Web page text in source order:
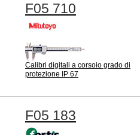
F05 710
Calibri digitali a corsoio grado di
protezione IP 67
F05 183